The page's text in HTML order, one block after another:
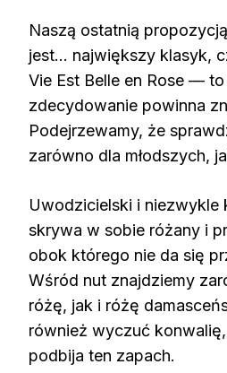
Naszą ostatnią
jest… największy klasyk,
Vie Est Belle en Rose —
zdecydowanie powinna
Podejrzewamy, że
zarówno dla młodszych,
Uwodzicielski i niezwykle
skrywa w sobie różany i
obok którego nie da się
Wśród nut znajdziemy
różę, jak i różę
również wyczuć
podbija ten zapach.